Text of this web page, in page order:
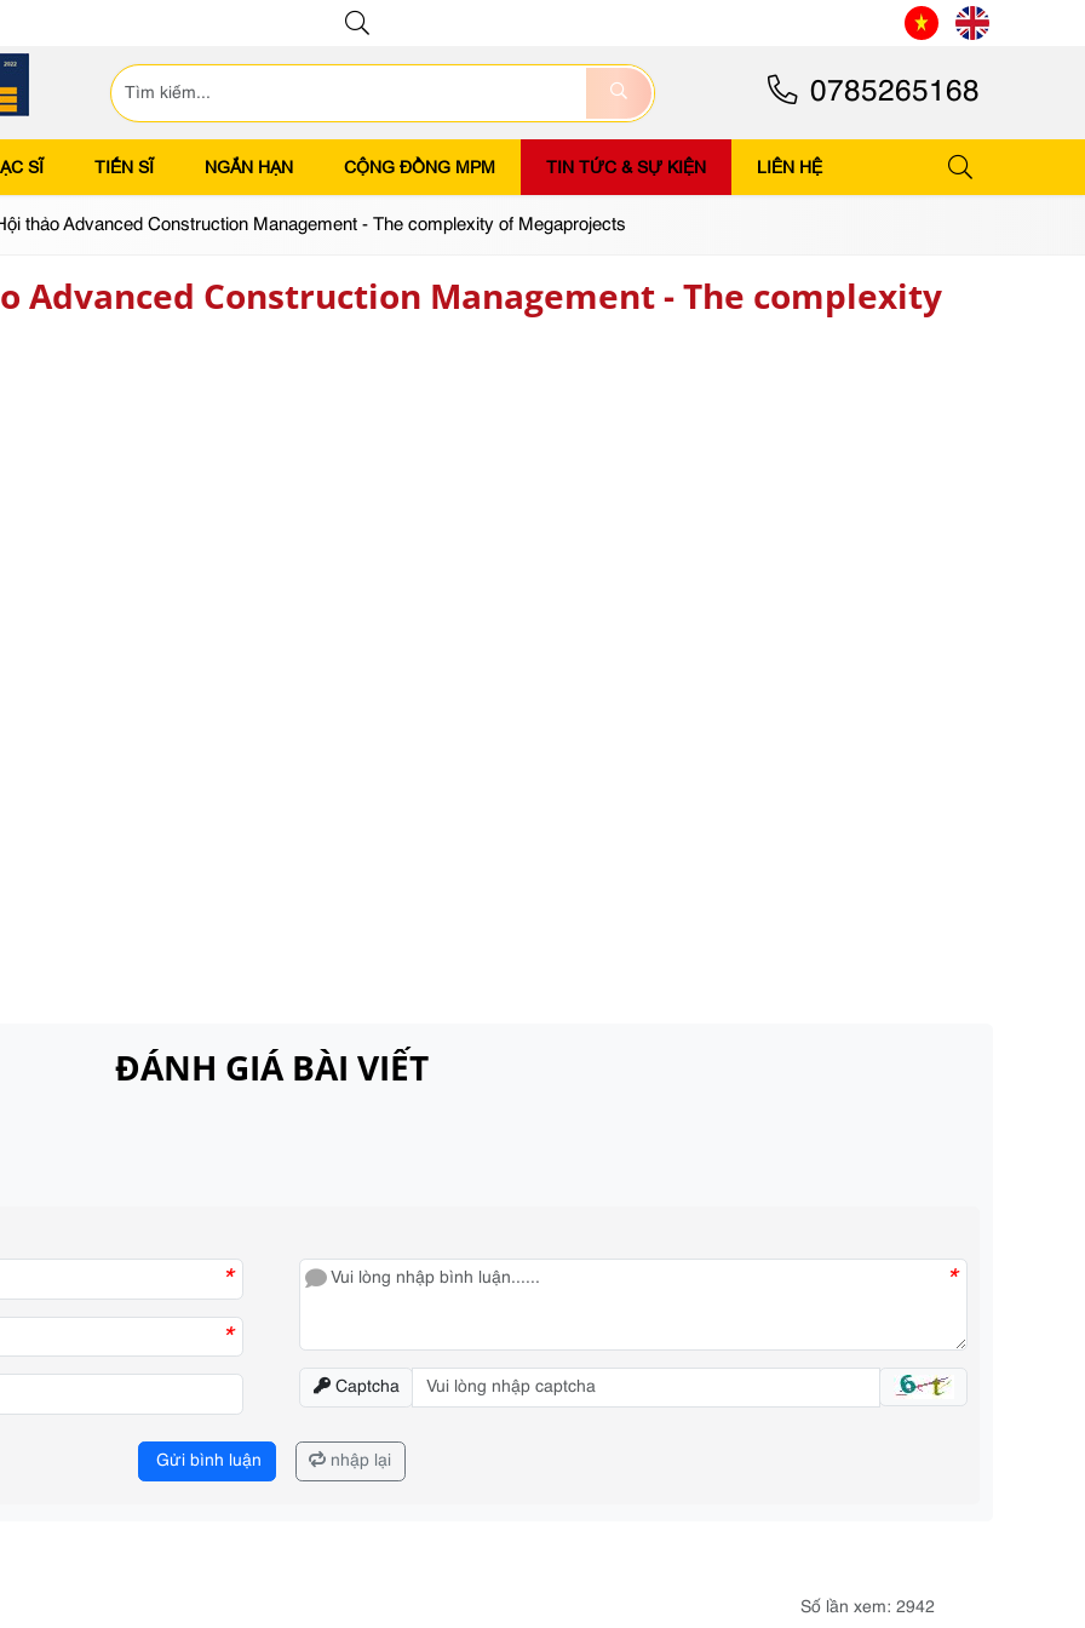
0785265168
SĨ TIẾN SĨ NGẮN HẠN CỘNG ĐỒNG MPM TIN TỨC & SỰ KIỆN LIÊN HỆ
thảo Advanced Construction Management - The complexity of Megaprojects
Advanced Construction Management - The complexity
ĐÁNH GIÁ BÀI VIẾT
*
*
*
Captcha
Gửi bình luận nhập lại
Số lần xem: 2942